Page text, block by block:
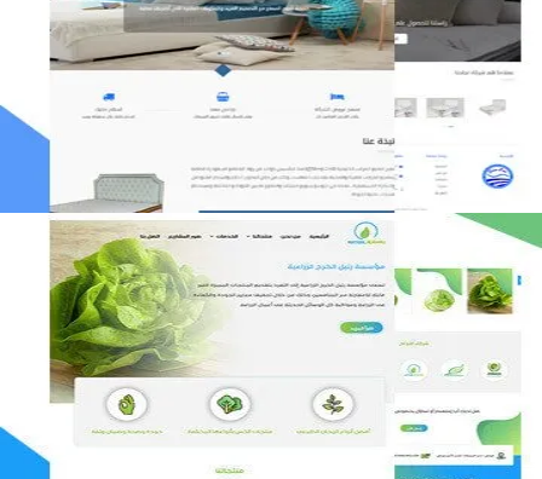
مصنع المراتب الخليجية
مؤسسة رتيل الخرج الزراعية
التفاصيل